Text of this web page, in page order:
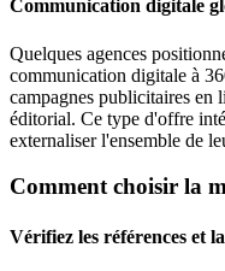
Communication digitale
Quelques agences
communication digitale à
campagnes publicitaires en
éditorial. Ce type d'offre
externaliser l'ensemble de
Comment choisir la
Vérifiez les références et